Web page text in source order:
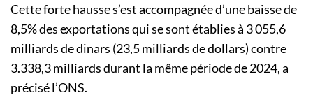
Cette forte hausse s’est accompagnée d’une baisse de
8,5% des exportations qui se sont établies à 3 055,6
milliards de dinars (23,5 milliards de dollars) contre
3.338,3 milliards durant la même période de 2024, a
précisé l’ONS.